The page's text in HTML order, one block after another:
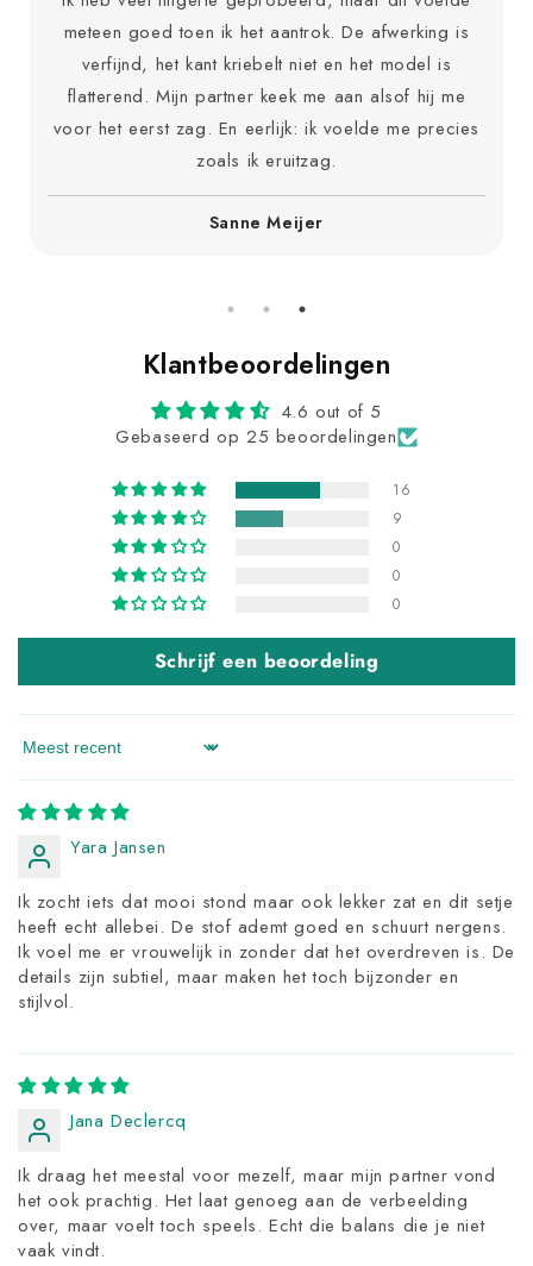
Zelfs als ik onzeker ben over m’n lijf, helpt dit me
anders kijken. Het bedekt precies genoeg en voelt
nergens ongemakkelijk. Echt een fijne verrassing. Ik
voel me zachter voor mezelf als ik het draag.
Klantbeoordelingen
4.6 out of 5
Gebaseerd op 25 beoordelingen
16
9
0
0
0
Schrijf een beoordeling
Sort by
Yara Jansen
Ik zocht iets dat mooi stond maar ook lekker zat en dit setje
heeft echt allebei. De stof ademt goed en schuurt nergens.
Ik voel me er vrouwelijk in zonder dat het overdreven is. De
details zijn subtiel, maar maken het toch bijzonder en
stijlvol.
Jana Declercq
Ik draag het meestal voor mezelf, maar mijn partner vond
het ook prachtig. Het laat genoeg aan de verbeelding
over, maar voelt toch speels. Echt die balans die je niet
vaak vindt.